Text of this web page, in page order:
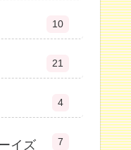
10
21
4
イズ 7